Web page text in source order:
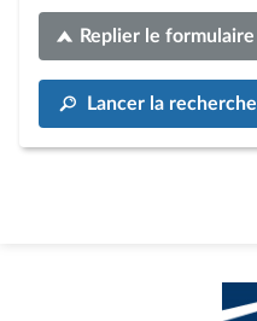
Replier le formulaire
Lancer la recherche